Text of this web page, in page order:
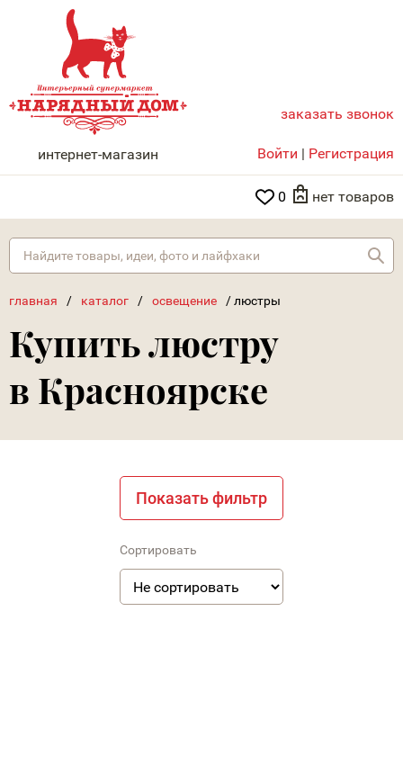
НАРЯДНЫЙ ДОМ
интернет-магазин
заказать звонок
Войти | Регистрация
0 нет товаров
главная / каталог / освещение /люстры
Купить люстру
в Красноярске
Показать фильтр
Сортировать